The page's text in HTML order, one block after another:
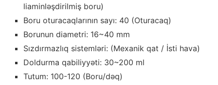
liaminləşdirilmiş boru)
Boru oturacaqlarının sayı: 40 (Oturacaq)
Borunun diametri: 16~40 mm
Sızdırmazlıq sistemləri: (Mexanik qat / İsti hava)
Doldurma qabiliyyəti: 30~200 ml
Tutum: 100-120 (Boru/dəq)